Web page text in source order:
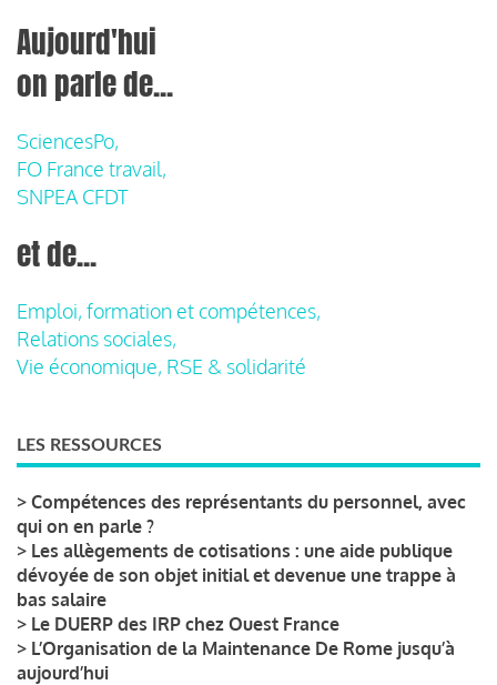
Aujourd'hui
on parle de...
SciencesPo,
FO France travail,
SNPEA CFDT
et de...
Emploi, formation et compétences,
Relations sociales,
Vie économique, RSE & solidarité
LES RESSOURCES
> Compétences des représentants du personnel, avec
qui on en parle ?
> Les allègements de cotisations : une aide publique
dévoyée de son objet initial et devenue une trappe à
bas salaire
> Le DUERP des IRP chez Ouest France
> L’Organisation de la Maintenance De Rome jusqu’à
aujourd’hui